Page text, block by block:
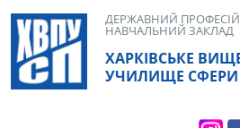
Skip
content
ХАРКІВСЬКЕ
УЧИЛИЩЕ СФЕРИ
ДЕРЖАВНИЙ
НАВЧАЛЬНИЙ ЗАКЛАД